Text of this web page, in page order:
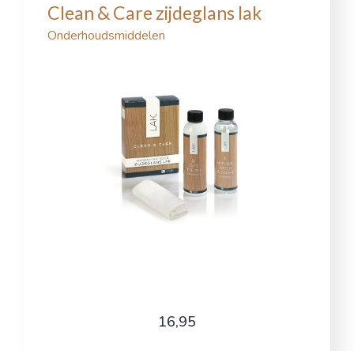
Clean & Care zijdeglans lak
Onderhoudsmiddelen
16,95